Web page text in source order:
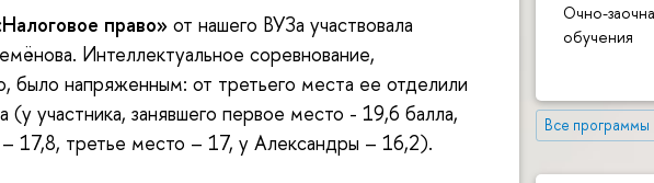
Очно-
обучения
Все программы
право»от нашего ВУЗа участвовала
Интеллектуальное соревнование,
было напряженным: от третьего места ее отделили
(у участника, занявшего первое место - 19,6 балла,
17,8, третье место – 17, у Александры – 16,2).